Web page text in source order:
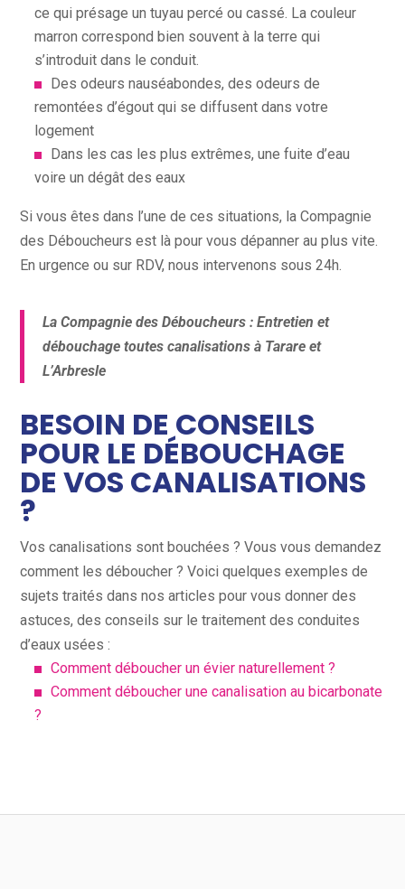
ce qui présage un tuyau percé ou cassé. La couleur
marron correspond bien souvent à la terre qui
s’introduit dans le conduit.
Des odeurs nauséabondes, des odeurs de
remontées d’égout qui se diffusent dans votre
logement
Dans les cas les plus extrêmes, une fuite d’eau
voire un dégât des eaux
Si vous êtes dans l’une de ces situations, la Compagnie
des Déboucheurs est là pour vous dépanner au plus vite.
En urgence ou sur RDV, nous intervenons sous 24h.
La Compagnie des Déboucheurs : Entretien et
débouchage toutes canalisations à Tarare et
L’Arbresle
BESOIN DE CONSEILS
POUR LE DÉBOUCHAGE
DE VOS CANALISATIONS
?
Vos canalisations sont bouchées ? Vous vous demandez
comment les déboucher ? Voici quelques exemples de
sujets traités dans nos articles pour vous donner des
astuces, des conseils sur le traitement des conduites
d’eaux usées :
Comment déboucher un évier naturellement ?
Comment déboucher une canalisation au bicarbonate
?